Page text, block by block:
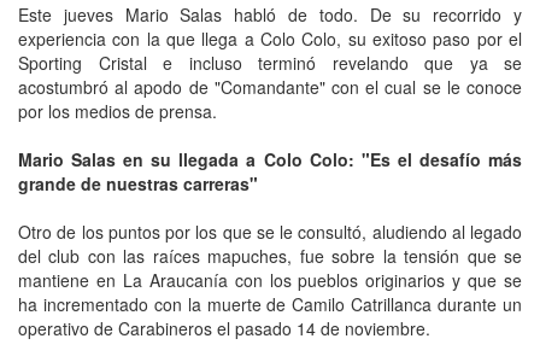
Este jueves Mario Salas habló de todo. De su recorrido y
experiencia con la que llega a Colo Colo, su exitoso paso por el
Sporting Cristal e incluso terminó revelando que ya se
acostumbró al apodo de "Comandante" con el cual se le conoce
por los medios de prensa.
Mario Salas en su llegada a Colo Colo: "Es el desafío más
grande de nuestras carreras"
Otro de los puntos por los que se le consultó, aludiendo al legado
del club con las raíces mapuches, fue sobre la tensión que se
mantiene en La Araucanía con los pueblos originarios y que se
ha incrementado con la muerte de Camilo Catrillanca durante un
operativo de Carabineros el pasado 14 de noviembre.